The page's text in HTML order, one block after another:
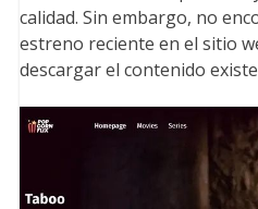
calidad. Sin embargo, no
estreno reciente en el sitio
descargar el contenido